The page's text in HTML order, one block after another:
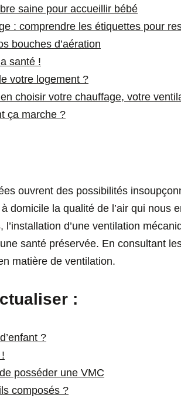
saine pour accueillir bébé
: comprendre les étiquettes pour
bouches d’aération
santé !
votre logement ?
choisir votre chauffage, votre
ça marche ?
ouvrent des possibilités
domicile la qualité de l’air qui nous
d’une ventilation
santé préservée. En consultant
matière de ventilation.
:
?
posséder une VMC
composés ?